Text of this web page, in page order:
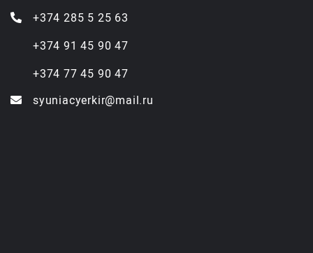
+374 285 5 25 63
+374 91 45 90 47
+374 77 45 90 47
syuniacyerkir@mail.ru